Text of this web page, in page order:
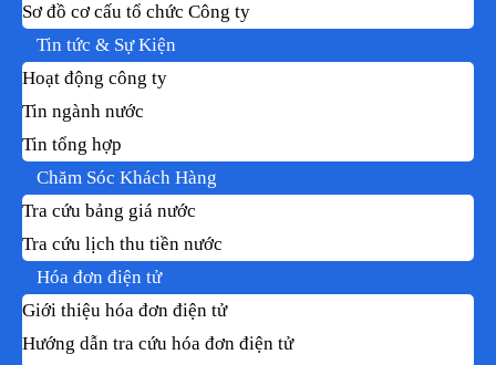
Sơ đồ cơ cấu tổ chức Công ty
Tin tức & Sự Kiện
Hoạt động công ty
Tin ngành nước
Tin tổng hợp
Chăm Sóc Khách Hàng
Tra cứu bảng giá nước
Tra cứu lịch thu tiền nước
Hóa đơn điện tử
Giới thiệu hóa đơn điện tử
Hướng dẫn tra cứu hóa đơn điện tử